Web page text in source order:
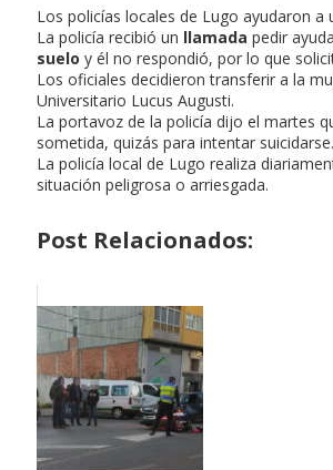
Los policías locales de Lugo ayudaron a
La policía recibió un llamada pedir
suelo y él no respondió, por lo que
Los oficiales decidieron transferir a la
Universitario Lucus Augusti.
La portavoz de la policía dijo el martes
sometida, quizás para intentar
La policía local de Lugo realiza
situación peligrosa o arriesgada.
Post Relacionados: